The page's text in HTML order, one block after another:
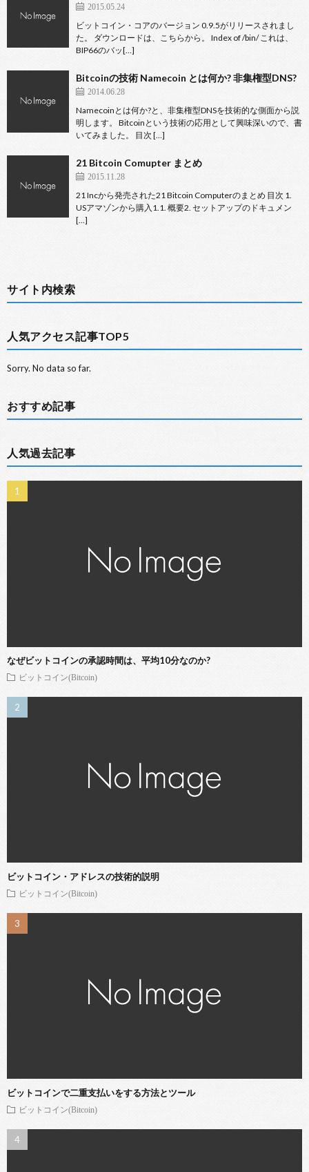
2015.05.24
ビットコイン・コアのバージョン 0.9.5がリリースされまし
た。 ダウンロードは、こちらから。 Index of /bin/ これは、
BIP66のバッ[…]
Bitcoinの技術 Namecoin とは何か? 非集権型DNS?
2014.06.28
Namecoinとは何か?と、非集権型DNSを技術的な側面から説
明します。 Bitcoinという技術の応用として興味深いので、書
いてみました。 目次 […]
21 Bitcoin Comupter まとめ
2015.11.28
21 Incから発売された21 Bitcoin Computerのまとめ 目次 1.
USアマゾンから購入1.1. 概要2. セットアップのドキュメン
[…]
サイト内検索
人気アクセス記事TOP5
Sorry. No data so far.
おすすめ記事
人気過去記事
なぜビットコインの承認時間は、平均10分なのか?
ビットコイン(Bitcoin)
ビットコイン・アドレスの技術的説明
ビットコイン(Bitcoin)
ビットコインで二重支払いをする方法とツール
ビットコイン(Bitcoin)